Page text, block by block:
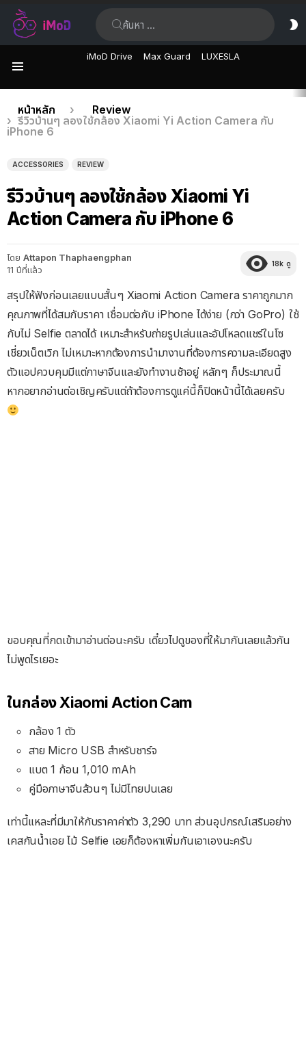
iMoD Drive Max Guard LUXESLA
เรื่อง
ล่าสุด
คุณอยู่ที่นี่:
หน้าหลัก
Review
รีวิวบ้านๆ ลองใช้กล้อง Xiaomi Yi Action Camera กับ
iPhone 6
ACCESSORIES REVIEW
รีวิวบ้านๆ ลองใช้กล้อง Xiaomi Yi
Action Camera กับ iPhone 6
โดย Attapon Thaphaengphan
11 ปีที่แล้ว
18k ดู
สรุปให้ฟังก่อนเลยแบบสั้นๆ Xiaomi Action Camera ราคาถูกมาก
คุณภาพที่ได้สมกับราคา เชื่อมต่อกับ iPhone ได้ง่าย (กว่า GoPro) ใช้
กับไม่ Selfie ตลาดได้ เหมาะสำหรับถ่ายรูปเล่นและอัปโหลดแชร์ในโซ
เชี่ยวเน็ตเวิก ไม่เหมาะหากต้องการนำมางานที่ต้องการความละเอียดสูง
ตัวแอปควบคุมมีแต่ภาษาจีนและยังทำงานช้าอยู่ หลักๆ ก็ประมาณนี้
หากอยากอ่านต่อเชิญครับแต่ถ้าต้องการดูแค่นี้ก็ปิดหน้านี้ได้เลยครับ
ขอบคุณที่กดเข้ามาอ่านต่อนะครับ เดี๋ยวไปดูของที่ให้มากันเลยแล้วกัน
ไม่พูดไรเยอะ
ในกล่อง Xiaomi Action Cam
กล้อง 1 ตัว
สาย Micro USB สำหรับชาร์จ
แบต 1 ก้อน 1,010 mAh
คู่มือภาษาจีนล้วนๆ ไม่มีไทยปนเลย
เท่านี้แหละที่มีมาให้กับราคาค่าตัว 3,290 บาท ส่วนอุปกรณ์เสริมอย่าง
เคสกันน้ำเอย ไม้ Selfie เอยก็ต้องหาเพิ่มกันเอาเองนะครับ